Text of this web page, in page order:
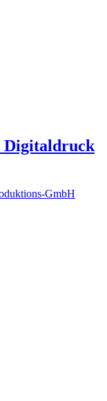
Digitaldruck
GmbH